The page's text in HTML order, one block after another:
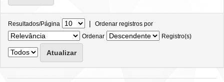
Resultados/Página | Ordenar registros por
Ordenar
Registro(s)